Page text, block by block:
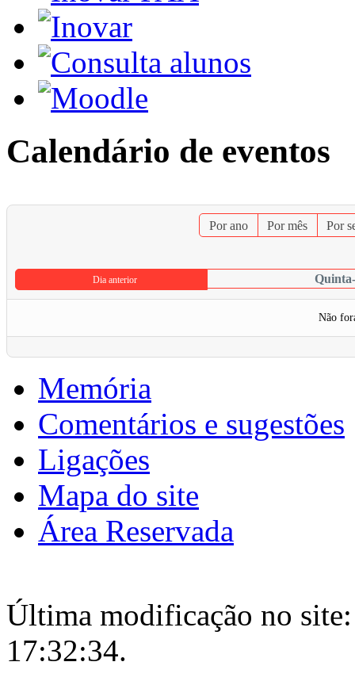
Calendário de eventos
Por ano Por mês Por
Dia anterior
Não
Memória
Comentários e sugestões
Ligações
Mapa do site
Área Reservada
Última modificação no
17:32:34.